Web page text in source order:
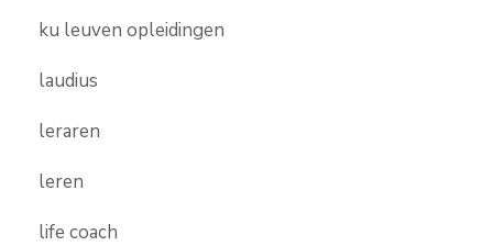
ku leuven opleidingen
laudius
leraren
leren
life coach